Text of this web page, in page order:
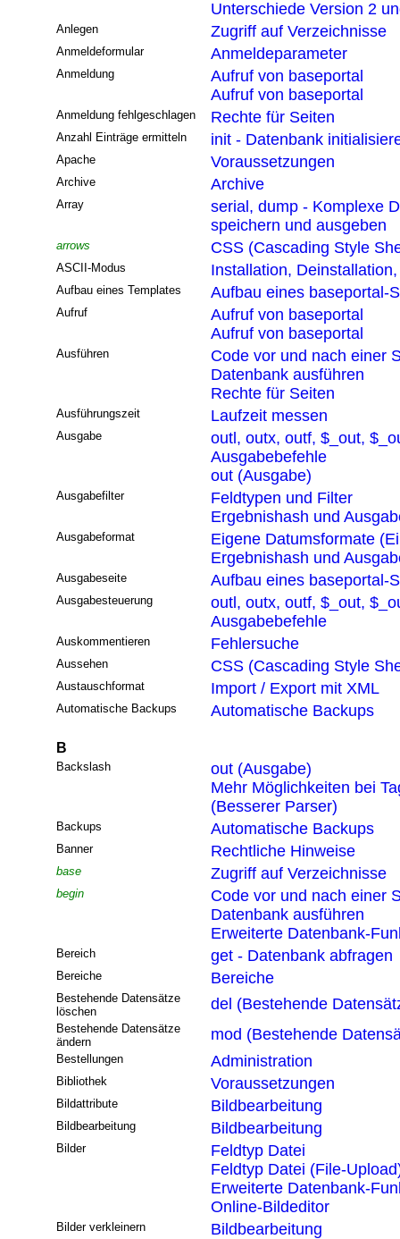
Unterschiede Version 2
Anlegen Zugriff auf Verzeichnisse
Anmeldeformular Anmeldeparameter
Anmeldung
Aufruf von baseportal
Aufruf von baseportal
Anmeldung fehlgeschlagen Rechte für Seiten
Anzahl Einträge ermitteln init - Datenbank
Apache Voraussetzungen
Archive Archive
Array
serial, dump - Komplexe
speichern und ausgeben
arrows CSS (Cascading Style
ASCII-Modus Installation,
Aufbau eines Templates Aufbau eines baseportal-
Aufruf
Aufruf von baseportal
Aufruf von baseportal
Ausführen
Code vor und nach einer
Datenbank ausführen
Rechte für Seiten
Ausführungszeit Laufzeit messen
Ausgabe
outl, outx, outf, $_out,
Ausgabebefehle
out (Ausgabe)
Ausgabefilter
Feldtypen und Filter
Ergebnishash und
Ausgabeformat
Eigene Datumsformate
Ergebnishash und
Ausgabeseite Aufbau eines baseportal-
Ausgabesteuerung
outl, outx, outf, $_out,
Ausgabebefehle
Auskommentieren Fehlersuche
Aussehen CSS (Cascading Style
Austauschformat Import / Export mit XML
Automatische Backups Automatische Backups
B
Backslash
out (Ausgabe)
Mehr Möglichkeiten bei
(Besserer Parser)
Backups Automatische Backups
Banner Rechtliche Hinweise
base Zugriff auf Verzeichnisse
begin
Code vor und nach einer
Datenbank ausführen
Erweiterte Datenbank-
Bereich get - Datenbank abfragen
Bereiche Bereiche
Bestehende Datensätze
löschen
del (Bestehende
Bestehende Datensätze
ändern
mod (Bestehende
Bestellungen Administration
Bibliothek Voraussetzungen
Bildattribute Bildbearbeitung
Bildbearbeitung Bildbearbeitung
Bilder
Feldtyp Datei
Feldtyp Datei (File-
Erweiterte Datenbank-
Online-Bildeditor
Bilder verkleinern Bildbearbeitung